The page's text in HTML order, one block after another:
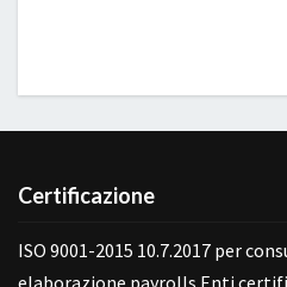
Certificazione
ISO 9001-2015 10.7.2017 per